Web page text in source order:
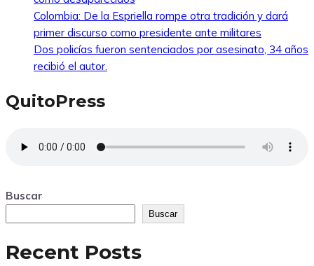
Colombia: De la Espriella rompe otra tradición y dará
primer discurso como presidente ante militares
Dos policías fueron sentenciados por asesinato, 34 años
recibió el autor.
QuitoPress
Buscar
Buscar
Recent Posts